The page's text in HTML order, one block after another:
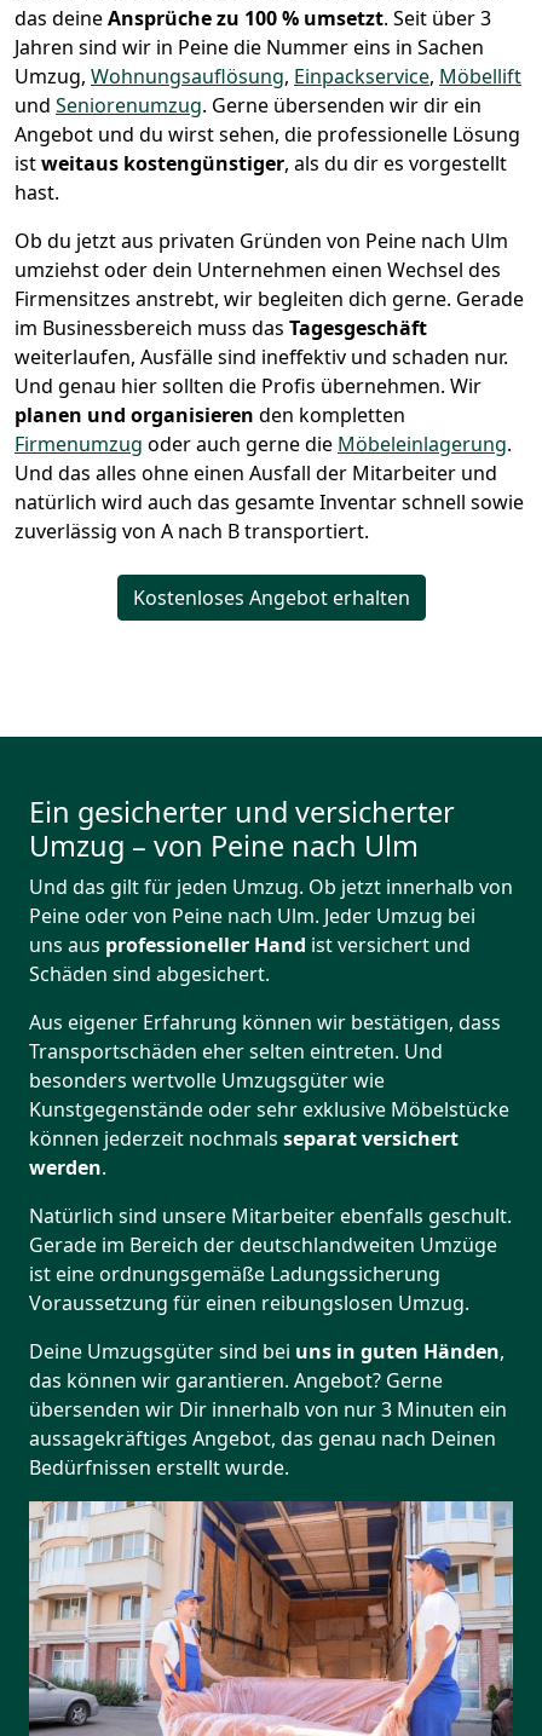
das deineAnsprüche zu 100 % umsetzt. Seit über 3
Jahren sind wir in Peine die Nummer eins in Sachen
Umzug, Wohnungsauflösung, Einpackservice, Möbellift
und Seniorenumzug. Gerne übersenden wir dir ein
Angebot und du wirst sehen, die professionelle Lösung
istweitaus kostengünstiger, als du dir es vorgestellt
hast.
Ob du jetzt aus privaten Gründen von Peine nach Ulm
umziehst oder dein Unternehmen einen Wechsel des
Firmensitzes anstrebt, wir begleiten dich gerne. Gerade
im Businessbereich muss das Tagesgeschäft
weiterlaufen, Ausfälle sind ineffektiv und schaden nur.
Und genau hier sollten die Profis übernehmen. Wir
planen und organisieren den kompletten
Firmenumzug oder auch gerne die Möbeleinlagerung.
Und das alles ohne einen Ausfall der Mitarbeiter und
natürlich wird auch das gesamte Inventar schnell sowie
zuverlässig von A nach B transportiert.
Kostenloses Angebot erhalten
Ein gesicherter und versicherter
Umzug – von Peine nach Ulm
Und das gilt für jeden Umzug. Ob jetzt innerhalb von
Peine oder von Peine nach Ulm. Jeder Umzug bei
uns aus professioneller Hand ist versichert und
Schäden sind abgesichert.
Aus eigener Erfahrung können wir bestätigen, dass
Transportschäden eher selten eintreten. Und
besonders wertvolle Umzugsgüter wie
Kunstgegenstände oder sehr exklusive Möbelstücke
können jederzeit nochmals separat versichert
werden.
Natürlich sind unsere Mitarbeiter ebenfalls geschult.
Gerade im Bereich der deutschlandweiten Umzüge
ist eine ordnungsgemäße Ladungssicherung
Voraussetzung für einen reibungslosen Umzug.
Deine Umzugsgüter sind bei uns in guten Händen,
das können wir garantieren. Angebot? Gerne
übersenden wir Dir innerhalb von nur 3 Minuten ein
aussagekräftiges Angebot, das genau nach Deinen
Bedürfnissen erstellt wurde.